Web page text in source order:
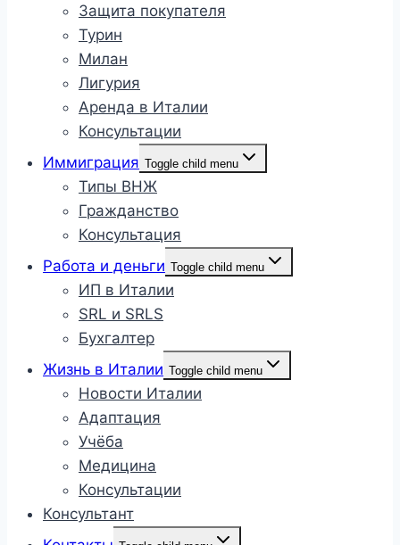
Защита покупателя
Турин
Милан
Лигурия
Аренда в Италии
Консультации
Иммиграция Toggle child menu
Типы ВНЖ
Гражданство
Консультация
Работа и деньги Toggle child menu
ИП в Италии
SRL и SRLS
Бухгалтер
Жизнь в Италии Toggle child menu
Новости Италии
Адаптация
Учёба
Медицина
Консультации
Консультант